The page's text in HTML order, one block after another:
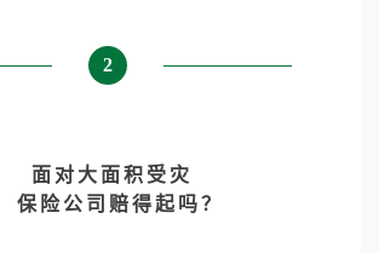
2
面对大面积受灾
保险公司赔得起吗？